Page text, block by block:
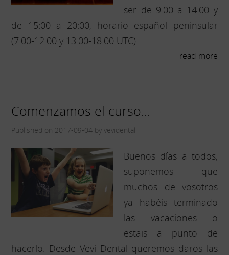
ser de 9:00 a 14:00 y
de 15:00 a 20:00, horario español peninsular
(7:00-12:00 y 13:00-18:00 UTC).
+ read more
Comenzamos el curso...
Published on 2017-09-04 by vevidental
Buenos días a todos,
suponemos que
muchos de vosotros
ya habéis terminado
las vacaciones o
estais a punto de
hacerlo. Desde Vevi Dental queremos daros las